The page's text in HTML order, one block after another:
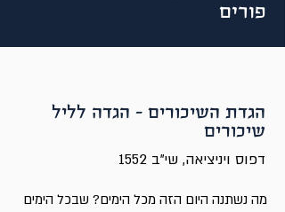
פורים
הגדת השיכורים - הגדה לליל
שיכורים
דפוס ויניציאה, שי"ב 1552
מה נשתנה היום הזה מכל הימים? שבכל הימים